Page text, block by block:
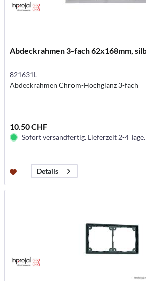
Abdeckrahmen 3-fach 62x168mm,
821631L
Abdeckrahmen Chrom-Hochglanz 3-fach
10.50 CHF
Sofort versandfertig. Lieferzeit 2-4 Tage.
Details